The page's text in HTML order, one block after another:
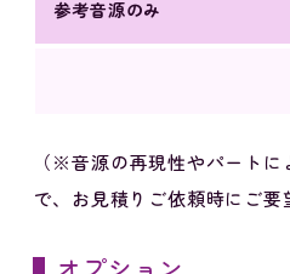
参考音源のみ
（※音源の再現性やパート
で、お見積りご依頼時にご要